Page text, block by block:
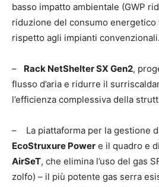
basso impatto ambientale (GWP
riduzione del consumo energetico
rispetto agli impianti convenzionali.
– Rack NetShelter SX Gen2,
flusso d’aria e ridurre il
l’efficienza complessiva della
– La piattaforma per la gestione
EcoStruxure Power e il quadro e
AirSeT, che elimina l’uso del gas
zolfo) – il più potente gas serra